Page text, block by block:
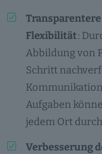
Flexibilität:
Abbildung von
Schritt
Aufgaben
jedem Ort
Verbesserung